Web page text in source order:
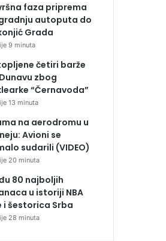
faza priprema
autoputa do
Grada
9 minuta
četiri barže
zbog
“Černavoda”
13 minuta
na aerodromu u
Avioni se
sudarili (VIDEO)
20 minuta
80 najboljih
u istoriji NBA
i šestorica Srba
28 minuta